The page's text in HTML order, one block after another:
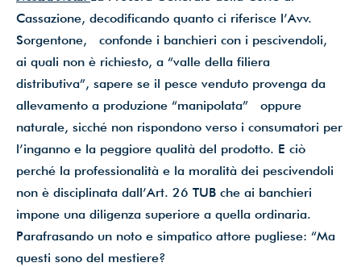
Cassazione, decodificando quanto ci riferisce l’Avv.
Sorgentone, confonde i banchieri con i pescivendoli,
ai quali non è richiesto, a “valle della filiera
distributiva”, sapere se il pesce venduto provenga da
allevamento a produzione “manipolata” oppure
naturale, sicché non rispondono verso i consumatori per
l’inganno e la peggiore qualità del prodotto. E ciò
perché la professionalità e la moralità dei pescivendoli
non è disciplinata dall’Art. 26 TUB che ai banchieri
impone una diligenza superiore a quella ordinaria.
Parafrasando un noto e simpatico attore pugliese: “Ma
questi sono del mestiere?